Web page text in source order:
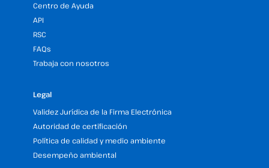
Centro de Ayuda
API
RSC
FAQs
Trabaja con nosotros
Legal
Validez Jurídica de la Firma Electrónica
Autoridad de certificación
Política de calidad y medio ambiente
Desempeño ambiental